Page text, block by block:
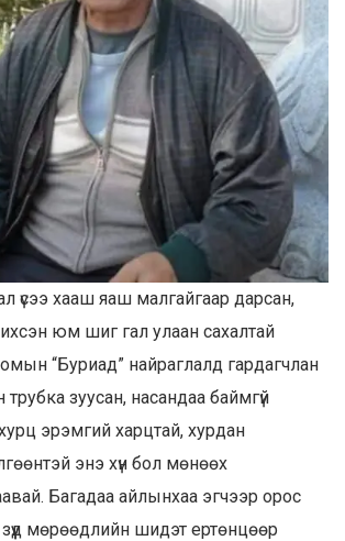
үсээ хааш яаш малгайгаар дарсан,
юм шиг гал улаан сахалтай
“Буриад” найраглалд гардагчлан
зуусан, насандаа баймгүй
эрэмгий харцтай, хурдан
энэ хүн бол мөнөөх
Багадаа айлынхаа эгчээр орос
зүүд мөрөөдлийн шидэт ертөнцөөр